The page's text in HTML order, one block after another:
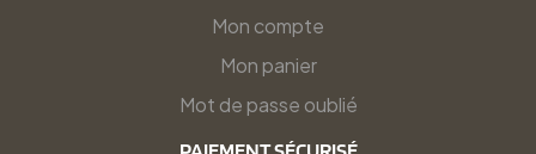
Mon compte
Mon panier
Mot de passe oublié